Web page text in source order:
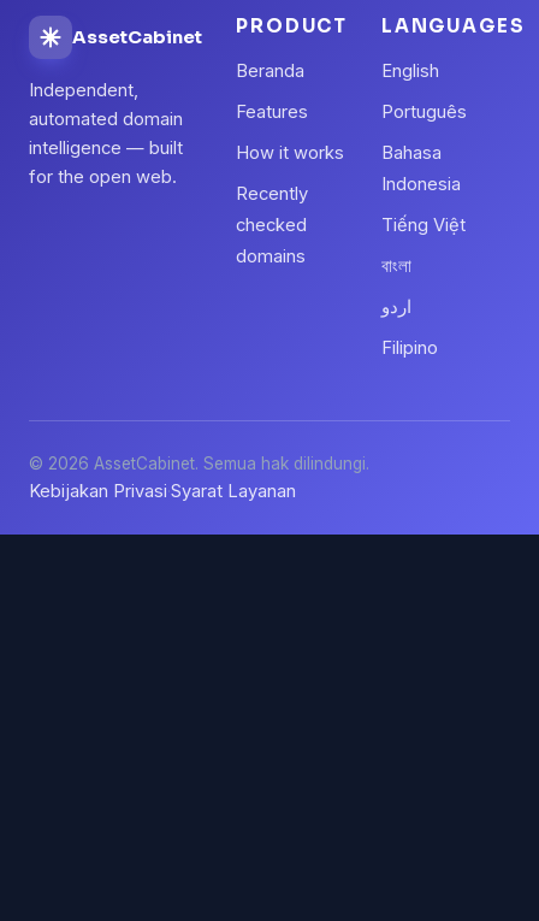
AssetCabinet
Independent,
automated domain
intelligence — built
for the open web.
PRODUCT
Beranda
Features
How it works
Recently
checked
domains
LANGUAGES
English
Português
Bahasa
Indonesia
Tiếng Việt
বাংলা
اردو
Filipino
© 2026 AssetCabinet. Semua hak dilindungi.
Kebijakan Privasi·Syarat Layanan